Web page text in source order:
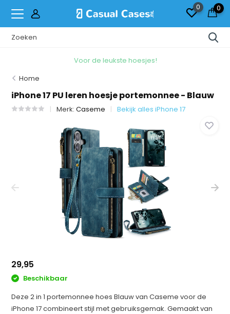
0 0
Voor de leukste hoesjes!
Home
iPhone 17 PU leren hoesje portemonnee - Blauw
Merk:Caseme Bekijk alles iPhone 17
29,95
Beschikbaar
Deze 2 in 1 portemonnee hoes Blauw van Caseme voor de
iPhone 17 combineert stijl met gebruiksgemak. Gemaakt van